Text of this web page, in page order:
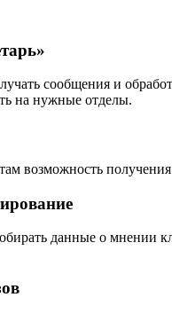
сообщения и
на нужные отделы.
возможность
данные о мнении